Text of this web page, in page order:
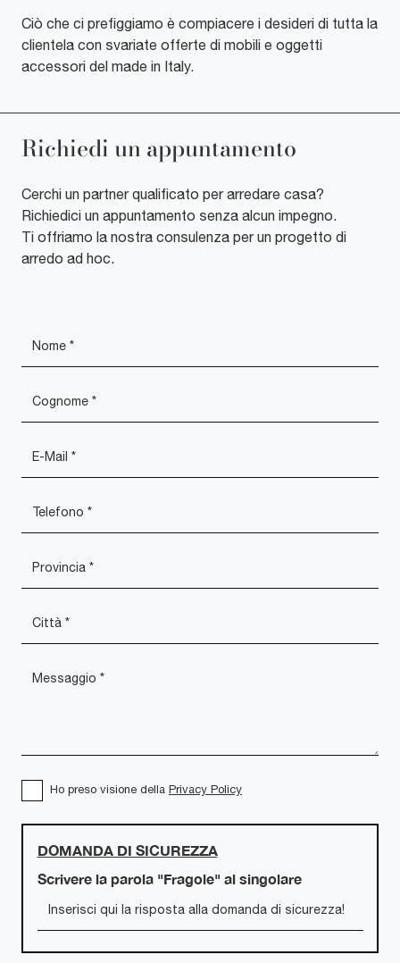
Ciò che ci prefiggiamo è compiacere i desideri di tutta la
clientela con svariate offerte di mobili e oggetti
accessori del made in Italy.
Richiedi un appuntamento
Cerchi un partner qualificato per arredare casa?
Richiedici un appuntamento senza alcun impegno.
Ti offriamo la nostra consulenza per un progetto di
arredo ad hoc.
Ho preso visione della Privacy Policy
DOMANDA DI SICUREZZA
Scrivere la parola "Fragole" al singolare